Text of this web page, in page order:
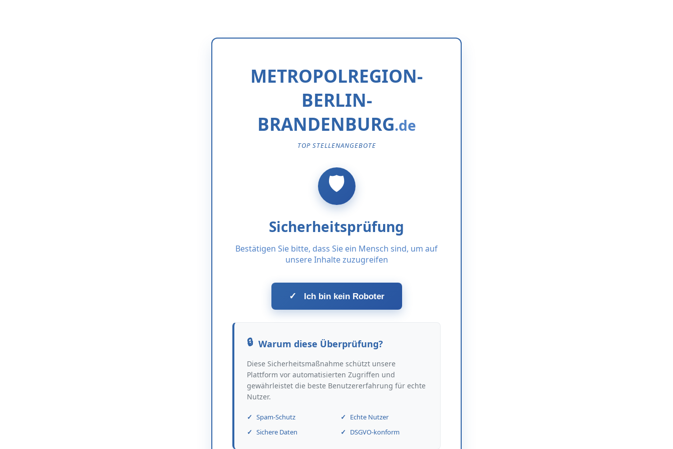
METROPOLREGION-
BERLIN-
BRANDENBURG
TOP STELLENANGEBOTE
Sicherheitsprüfung
Bestätigen Sie bitte, dass Sie ein Mensch sind, um auf
unsere Inhalte zuzugreifen
✓ Ich bin kein Roboter
Warum diese Überprüfung?
Diese Sicherheitsmaßnahme schützt unsere
Plattform vor automatisierten Zugriffen und
gewährleistet die beste Benutzererfahrung für echte
Nutzer.
Spam-Schutz
Echte Nutzer
Sichere Daten
DSGVO-konform